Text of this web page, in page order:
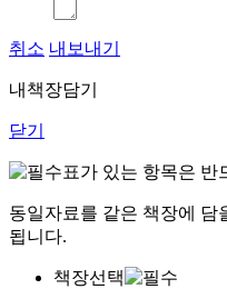
취소 내보내기
내책장담기
닫기
표가 있는 항목은 반
동일자료를 같은 책장에 담
됩니다.
책장선택